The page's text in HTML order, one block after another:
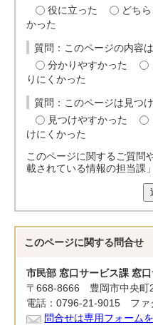
役に立った
どち
かった
質問：このページの内容
分かりやすかった
りにくかった
質問：このページは見つ
見つけやすかった
けにくかった
このページに関するご質問
載されている情報の担当課
このページに関する 問合せ
市民部 窓口サービス課 窓
〒668-8666 豊岡市中央町
電話：0796-21-9015 ファ
問合せは専用フォーム